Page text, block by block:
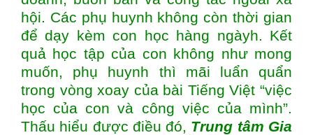
hội. Các phụ huynh không còn thời gian
để dạy kèm con học hàng ngàyh. Kết
quả học tập của con không như mong
muốn, phụ huynh thì mãi luẩn quẩn
trong vòng xoay của bài Tiếng Việt “việc
học của con và công việc của mình”.
Thấu hiểu được điều đó, Trung tâm Gia